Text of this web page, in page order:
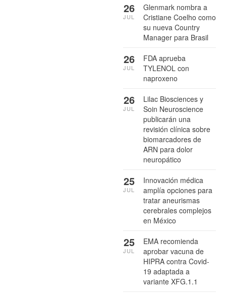
Glenmark nombra a
Cristiane Coelho como
su nueva Country
Manager para Brasil
26
JUL
FDA aprueba
TYLENOL con
naproxeno
26
JUL
Lilac Biosciences y
Soin Neuroscience
publicarán una
revisión clínica sobre
biomarcadores de
ARN para dolor
neuropático
26
JUL
Innovación médica
amplía opciones para
tratar aneurismas
cerebrales complejos
en México
25
JUL
EMA recomienda
aprobar vacuna de
HIPRA contra Covid-
19 adaptada a
variante XFG.1.1
25
JUL